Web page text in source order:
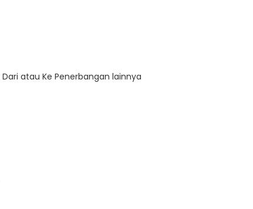
atau Ke Penerbangan lainnya